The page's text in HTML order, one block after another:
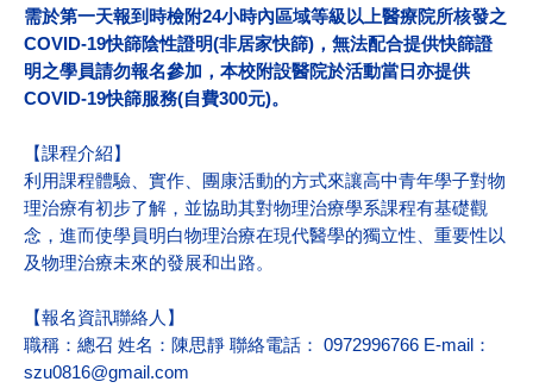
需於第一天報到時檢附24小時內區域等級以上醫療院所核發之
COVID-19快篩陰性證明(非居家快篩)，無法配合提供快篩證
明之學員請勿報名參加，本校附設醫院於活動當日亦提供
COVID-19快篩服務(自費300元)。
【課程介紹】
利用課程體驗、實作、團康活動的方式來讓高中青年學子對物
理治療有初步了解，並協助其對物理治療學系課程有基礎觀
念，進而使學員明白物理治療在現代醫學的獨立性、重要性以
及物理治療未來的發展和出路。
【報名資訊聯絡人】
職稱：總召 姓名：陳思靜 聯絡電話： 0972996766 E-mail：
szu0816@gmail.com